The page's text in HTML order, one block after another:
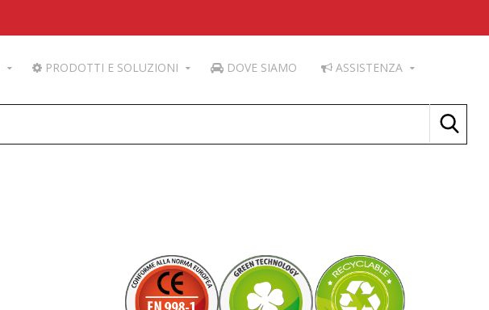
PRODOTTI E SOLUZIONI DOVE SIAMO ASSISTENZA